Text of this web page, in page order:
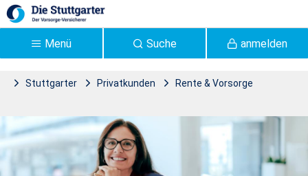
Zum Hauptinhalt springen
anmelden
Suche
Menü
Stuttgarter Privatkunden
Rente & Vorsorge
Stuttgarter Versicherung -
Stuttgarter